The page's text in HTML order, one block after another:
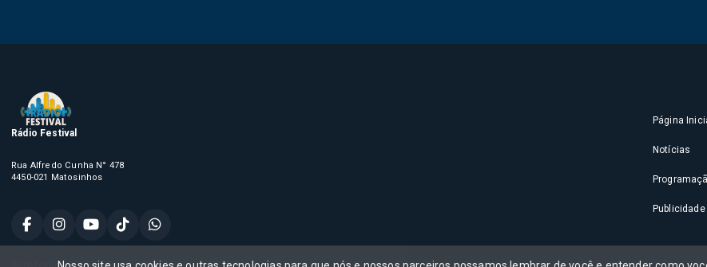
Rádio Festival
Rua Alfredo Cunha N° 478
4450-021 Matosinhos
Página
Notícias
Publicidade